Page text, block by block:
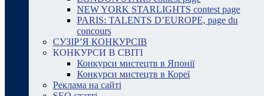
NEW YORK STARLIGHTS contest page
PARIS: TALENTS D’EUROPE, page du
concours
СУЗІР’Я КОНКУРСІВ
КОНКУРСИ В СВІТІ
Конкурси мистецтв в Японії
Конкурси мистецтв в Кореї
Реклама на сайті